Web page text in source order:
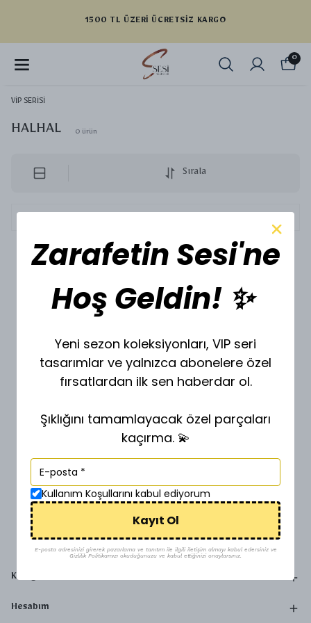
1500 TL ÜZERI ÜCRETSIZ KARGO
0
VİP SERİSİ
HALHAL 0 ürün
Sırala
Aradığınız ürün bulunamadı
Kategoriler
Hesabım
Zarafetin Sesi'ne
Hoş Geldin! ✨
Yeni sezon koleksiyonları, VIP seri
tasarımlar ve yalnızca abonelere özel
fırsatlardan ilk sen haberdar ol.
Şıklığını tamamlayacak özel parçaları
kaçırma. 💫
Kullanım Koşullarını kabul ediyorum
Kayıt Ol
E-posta adresinizi girerek pazarlama ve tanıtım ile ilgili iletişim almayı kabul edersiniz ve
Gizlilik Politikamızı okuduğunuzu ve kabul ettiğinizi onaylarsınız.